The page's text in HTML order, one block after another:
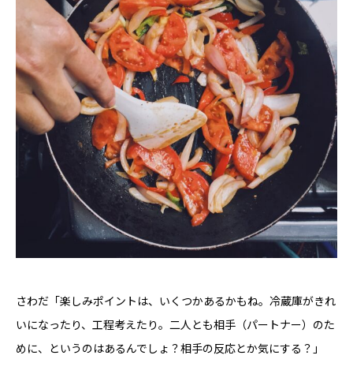
さわだ「楽しみポイントは、いくつかあるかもね。冷蔵庫がきれ
いになったり、工程考えたり。二人とも相手（パートナー）のた
めに、というのはあるんでしょ？相手の反応とか気にする？」